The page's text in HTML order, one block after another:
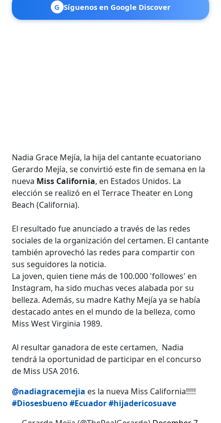
G Síguenos en Google Discover
Nadia Grace Mejía, la hija del cantante ecuatoriano
Gerardo Mejía, se convirtió este fin de semana en la
nueva Miss California, en Estados Unidos. La
elección se realizó en el Terrace Theater en Long
Beach (California).
El resultado fue anunciado a través de las redes
sociales de la organización del certamen. El cantante
también aprovechó las redes para compartir con
sus seguidores la noticia.
La joven, quien tiene más de 100.000 'followes' en
Instagram, ha sido muchas veces alabada por su
belleza. Además, su madre Kathy Mejía ya se había
destacado antes en el mundo de la belleza, como
Miss West Virginia 1989.
Al resultar ganadora de este certamen, Nadia
tendrá la oportunidad de participar en el concurso
de Miss USA 2016.
@nadiagracemejia es la nueva Miss California!!!!!
#Diosesbueno#Ecuador#hijadericosuave